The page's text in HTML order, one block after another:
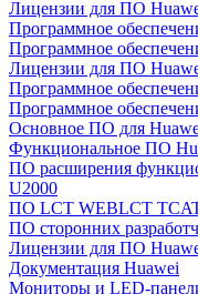
Лицензии для ПО
Программное
Программное
Лицензии для ПО
Программное
Программное
Основное ПО для
Функциональное ПО
ПО расширения
U2000
ПО LCT WEBLCT
ПО сторонних
Лицензии для ПО
Документация Huawei
Мониторы и LED-